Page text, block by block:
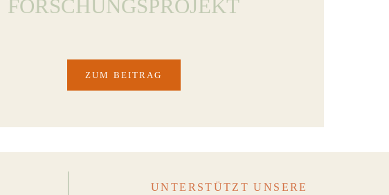
FORSCHUNGSPROJEKT
ZUM BEITRAG
UNTERSTÜTZT UNSERE